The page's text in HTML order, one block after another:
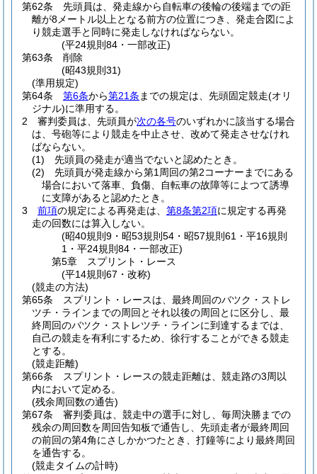
第62条
先頭員は、発走線から自転車の後輪の後端までの距
離が8メートル以上となる前方の位置につき、発走合図によ
り競走選手と同時に発走しなければならない。
(平24規則84・一部改正)
第63条
削除
(昭43規則31)
(準用規定)
第64条
第6条から第21条 までの規定は、先頭固定競走(オリ
ジナル)に準用する。
2
審判委員は、先頭員が次の各号のいずれかに該当する場合
は、号砲等により競走を中止させ、改めて発走させなけれ
ばならない。
(1)
先頭員の発走が適当でないと認めたとき。
(2)
先頭員が発走線から第1周回の第2コーナーまでにある
場合において落車、負傷、自転車の故障等によつて誘導
に支障があると認めたとき。
3
前項の規定による再発走は、 第8条第2項に規定する再発
走の回数には算入しない。
(昭40規則9・昭53規則54・昭57規則61・平16規則
1・平24規則84・一部改正)
第5章
スプリント・レース
(平14規則67・改称)
(競走の方法)
第65条
スプリント・レースは、最終周回のバツク・ストレ
ツチ・ラインまでの周回とそれ以後の周回とに区分し、最
終周回のバツク・ストレツチ・ラインに到達するまでは、
自己の競走を有利にするため、徐行することができる競走
とする。
(競走距離)
第66条
スプリント・レースの競走距離は、競走路の3周以
内において定める。
(残余周回数の通告)
第67条
審判委員は、競走中の選手に対し、毎周決勝までの
残余の周回数を周回告知板で通告し、先頭走者が最終周回
の前回の第4角にさしかかつたとき、打鐘等により最終周回
を通告する。
(競走タイムの計時)